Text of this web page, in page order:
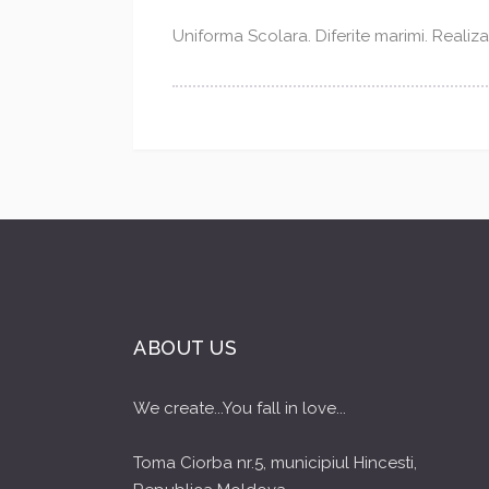
Uniforma Scolara. Diferite marimi.
ABOUT US
We create...You fall in love...
Toma Ciorba nr.5, municipiul Hincesti,